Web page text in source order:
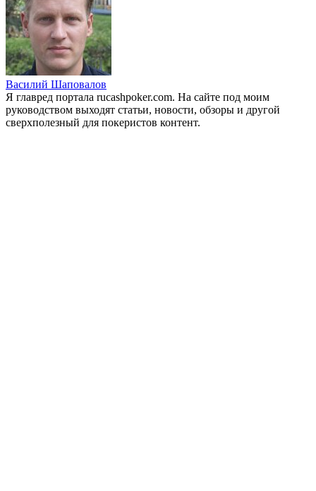
Василий Шаповалов
Я главред портала rucashpoker.com. На сайте под моим
руководством выходят статьи, новости, обзоры и другой
сверхполезный для покеристов контент.